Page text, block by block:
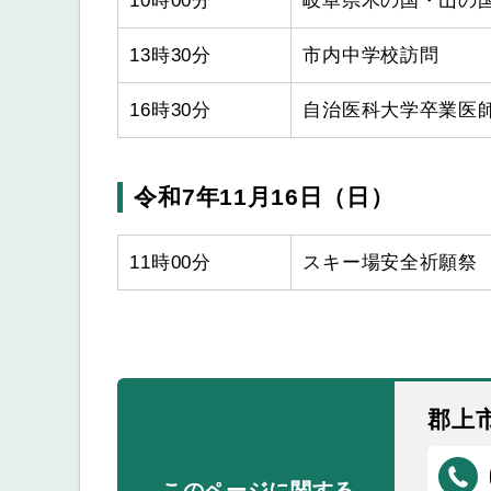
13時30分 市内中学校訪問
16時30分 自治医科大学卒業医
令和7年11月16日（日）
11時00分 スキー場安全祈願祭
郡上